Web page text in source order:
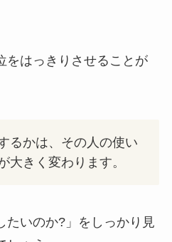
をはっきりさせることが
るかは、その人の使い
大きく変わります。
たいのか?」をしっかり見